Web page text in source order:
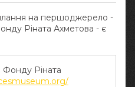
на першоджерело -
Ріната Ахметова - є
Ріната